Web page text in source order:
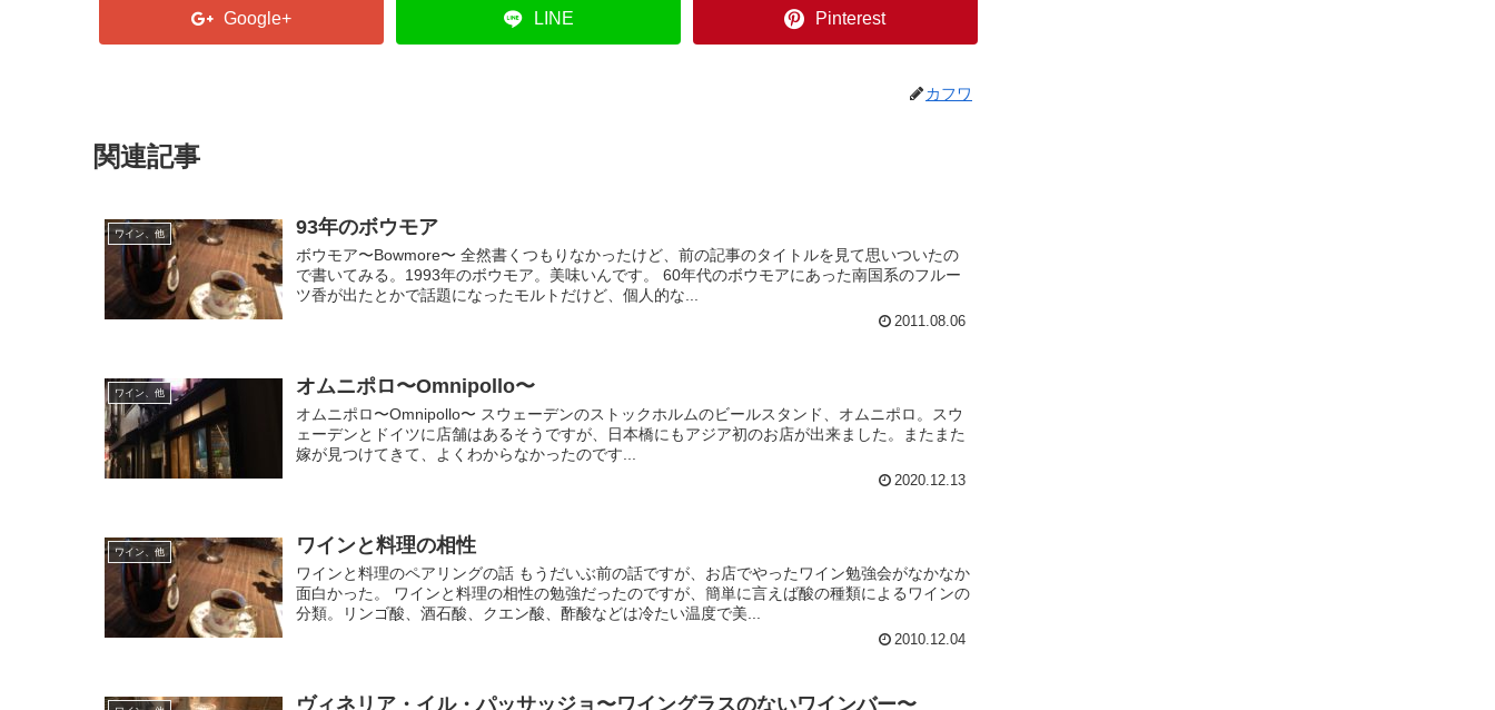
Google+ LINE Pinterest
カフワ
関連記事
ワイン、他 93年のボウモア
ボウモア〜Bowmore〜 全然書くつもりなかったけど、前の記事のタイトルを見て思いついたの
で書いてみる。1993年のボウモア。美味いんです。 60年代のボウモアにあった南国系のフルー
ツ香が出たとかで話題になったモルトだけど、個人的な...
2011.08.06
ワイン、他 オムニポロ〜Omnipollo〜
オムニポロ〜Omnipollo〜 スウェーデンのストックホルムのビールスタンド、オムニポロ。スウ
ェーデンとドイツに店舗はあるそうですが、日本橋にもアジア初のお店が出来ました。またまた
嫁が見つけてきて、よくわからなかったのです...
2020.12.13
ワイン、他 ワインと料理の相性
ワインと料理のペアリングの話 もうだいぶ前の話ですが、お店でやったワイン勉強会がなかなか
面白かった。 ワインと料理の相性の勉強だったのですが、簡単に言えば酸の種類によるワインの
分類。リンゴ酸、酒石酸、クエン酸、酢酸などは冷たい温度で美...
2010.12.04
ヴィネリア・イル・パッサッジョ〜ワイングラスのないワインバー〜